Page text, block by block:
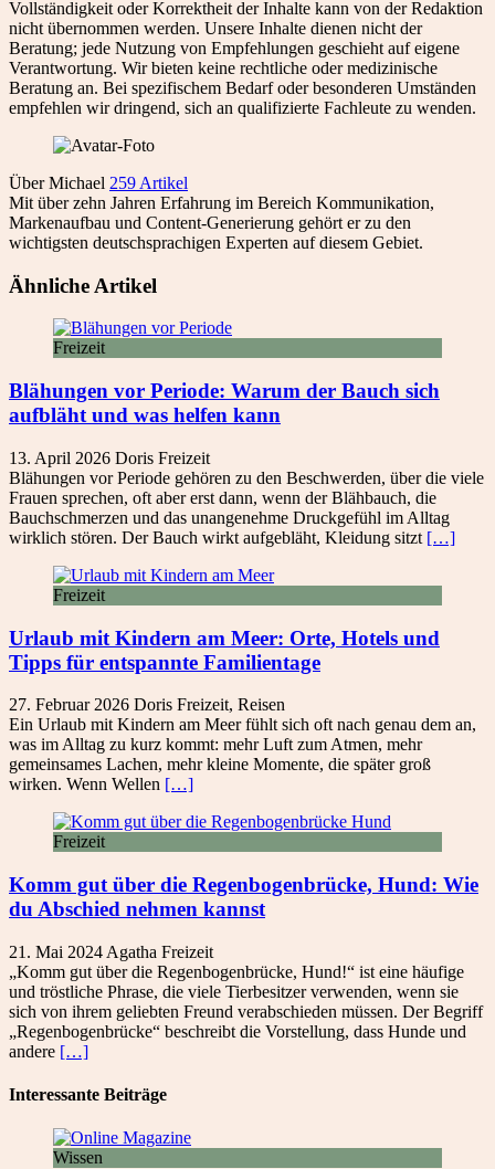
Vollständigkeit oder Korrektheit der Inhalte kann von der Redaktion
nicht übernommen werden. Unsere Inhalte dienen nicht der
Beratung; jede Nutzung von Empfehlungen geschieht auf eigene
Verantwortung. Wir bieten keine rechtliche oder medizinische
Beratung an. Bei spezifischem Bedarf oder besonderen Umständen
empfehlen wir dringend, sich an qualifizierte Fachleute zu wenden.
Über Michael 259 Artikel
Mit über zehn Jahren Erfahrung im Bereich Kommunikation,
Markenaufbau und Content-Generierung gehört er zu den
wichtigsten deutschsprachigen Experten auf diesem Gebiet.
Ähnliche Artikel
Freizeit
Blähungen vor Periode: Warum der Bauch sich
aufbläht und was helfen kann
13. April 2026 Doris Freizeit
Blähungen vor Periode gehören zu den Beschwerden, über die viele
Frauen sprechen, oft aber erst dann, wenn der Blähbauch, die
Bauchschmerzen und das unangenehme Druckgefühl im Alltag
wirklich stören. Der Bauch wirkt aufgebläht, Kleidung sitzt […]
Freizeit
Urlaub mit Kindern am Meer: Orte, Hotels und
Tipps für entspannte Familientage
27. Februar 2026 Doris Freizeit, Reisen
Ein Urlaub mit Kindern am Meer fühlt sich oft nach genau dem an,
was im Alltag zu kurz kommt: mehr Luft zum Atmen, mehr
gemeinsames Lachen, mehr kleine Momente, die später groß
wirken. Wenn Wellen […]
Freizeit
Komm gut über die Regenbogenbrücke, Hund: Wie
du Abschied nehmen kannst
21. Mai 2024 Agatha Freizeit
„Komm gut über die Regenbogenbrücke, Hund!“ ist eine häufige
und tröstliche Phrase, die viele Tierbesitzer verwenden, wenn sie
sich von ihrem geliebten Freund verabschieden müssen. Der Begriff
„Regenbogenbrücke“ beschreibt die Vorstellung, dass Hunde und
andere […]
Interessante Beiträge
Wissen